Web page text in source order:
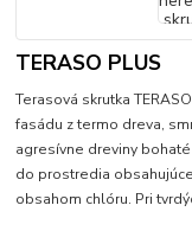
TERASO PLUS
Terasová skrutka
fasádu z termo dreva,
agresívne dreviny
do prostredia
obsahom chlóru. Pri